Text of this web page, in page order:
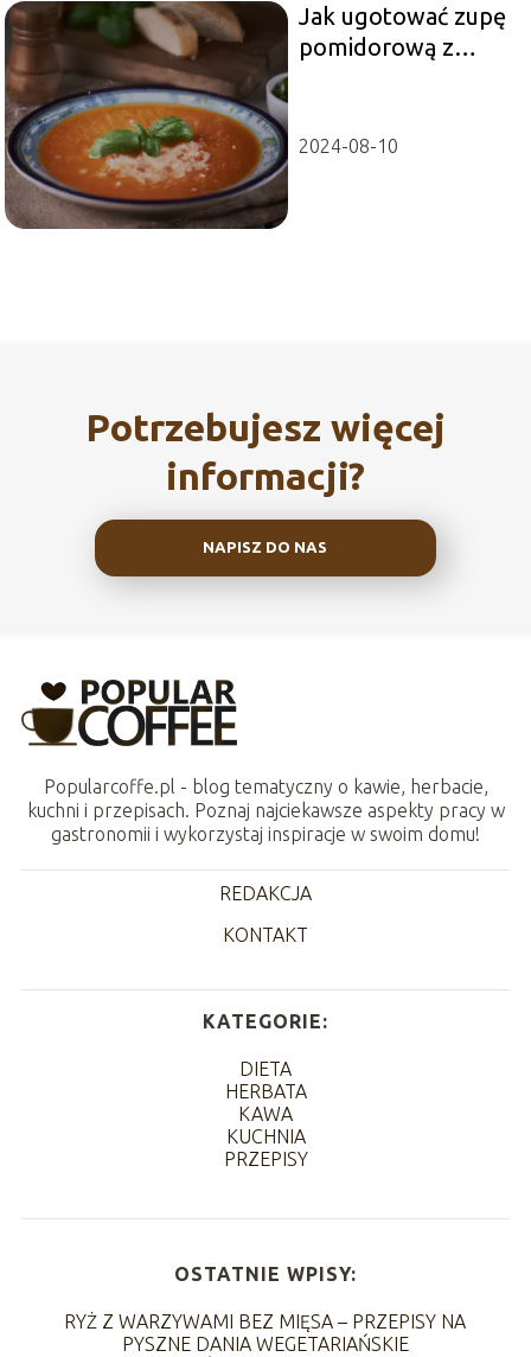
Jak ugotować zupę
pomidorową z
2024-08-10
Potrzebujesz więcej
informacji?
NAPISZ DO NAS
Popularcoffe.pl - blog tematyczny o kawie, herbacie,
kuchni i przepisach. Poznaj najciekawsze aspekty pracy w
gastronomii i wykorzystaj inspiracje w swoim domu!
REDAKCJA
KONTAKT
KATEGORIE:
DIETA
HERBATA
KAWA
KUCHNIA
PRZEPISY
OSTATNIE WPISY:
RYŻ Z WARZYWAMI BEZ MIĘSA – PRZEPISY NA
PYSZNE DANIA WEGETARIAŃSKIE